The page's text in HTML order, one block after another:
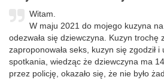
Witam.
W maju 2021 do mojego kuzyna
odezwała się dziewczyna. Kuzyn trochę
zaproponowała seks, kuzyn się zgodził i
spotkania, wiedząc że dziewczyna ma
przez policję, okazało się, że nie było